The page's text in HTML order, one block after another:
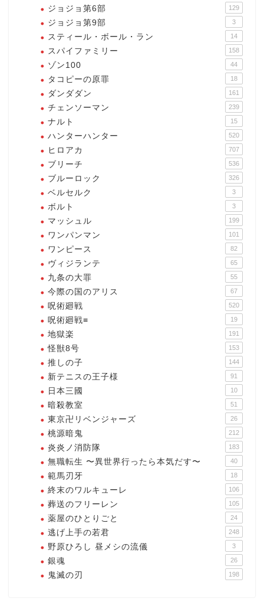
ジョジョ第6部 129
ジョジョ第9部 3
スティール・ボール・ラン 14
スパイファミリー 158
ゾン100 44
タコピーの原罪 18
ダンダダン 161
チェンソーマン 239
ナルト 15
ハンターハンター 520
ヒロアカ 707
ブリーチ 536
ブルーロック 326
ベルセルク 3
ボルト 3
マッシュル 199
ワンパンマン 101
ワンピース 82
ヴィジランテ 65
九条の大罪 55
今際の国のアリス 67
呪術廻戦 520
呪術廻戦≡ 19
地獄楽 191
怪獣8号 153
推しの子 144
新テニスの王子様 91
日本三國 10
暗殺教室 51
東京卍リベンジャーズ 26
桃源暗鬼 212
炎炎ノ消防隊 183
無職転生 〜異世界行ったら本気だす〜 40
範馬刃牙 18
終末のワルキューレ 106
葬送のフリーレン 105
薬屋のひとりごと 24
逃げ上手の若君 248
野原ひろし 昼メシの流儀 3
銀魂 26
鬼滅の刃 198